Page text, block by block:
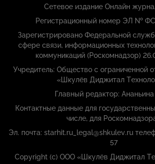
Сетевое издание Онлайн
Регистрационный номер ЭЛ № ФС
Зарегистрировано Федеральной
сфере связи, информационных
коммуникаций (Роскомнадзор)
Учредитель: Общество с ограниченной
«Шкулёв Диджитал
Главный редактор:
Контактные данные для
числе, для
Эл. почта: starhit.ru_legal@shkulev.ru
57
Copyright (с) ООО «Шкулёв Диджитал